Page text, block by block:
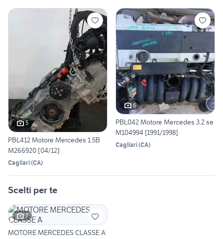
5
PBL412 Motore Mercedes 1.5B
M266920 [04/12]
Cagliari(CA)
6
PBL042 Motore Mercedes 3.2 se
M104994 [1991/1998]
Cagliari(CA)
Scelti per te
7
MOTORE MERCEDES CLASSE A